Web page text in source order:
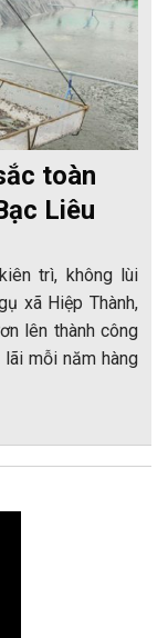
toàn
Liêu
trì, không lùi
xã Hiệp Thành,
lên thành công
mỗi năm hàng